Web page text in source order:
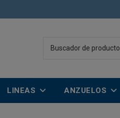
LINEAS ANZUELOS